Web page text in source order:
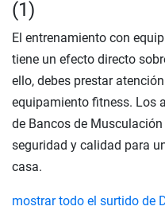
(1)
El entrenamiento con
tiene un efecto directo
ello, debes prestar
equipamiento fitness. Los
de Bancos de
seguridad y calidad para
casa.
mostrar todo el surtido de